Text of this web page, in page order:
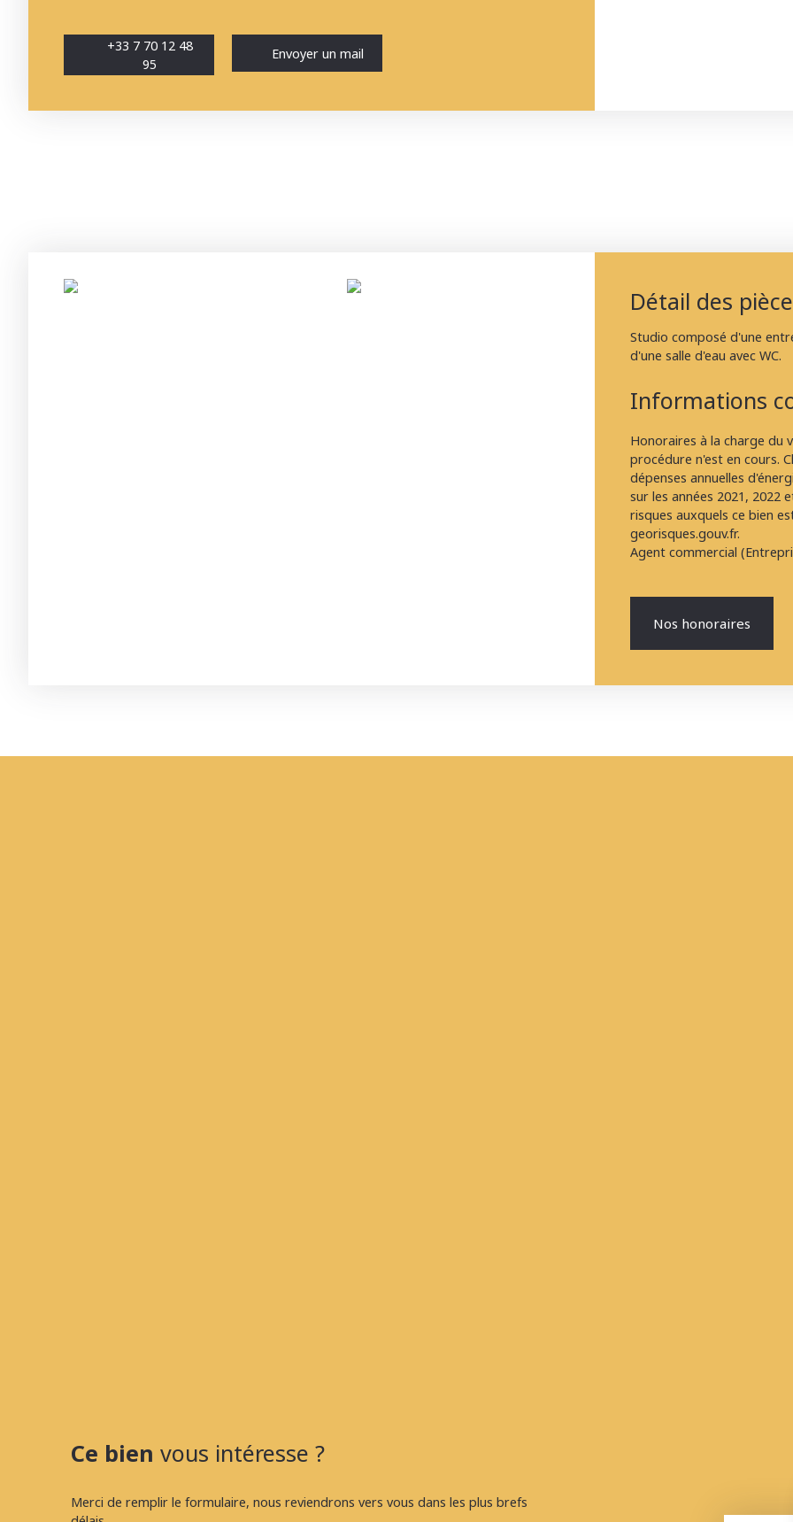
+33 7 70 12 48
95
Envoyer un mail
Détail des
Studio composé d'une
d'une salle d'eau avec WC.
Informations
Honoraires à la charge du
procédure n'est en cours.
dépenses annuelles
sur les années 2021, 2022
risques auxquels ce bien
georisques.gouv.fr.
Agent commercial
Nos honoraires
Ce bien vous intéresse ?
Merci de remplir le formulaire, nous reviendrons vers vous dans les plus brefs